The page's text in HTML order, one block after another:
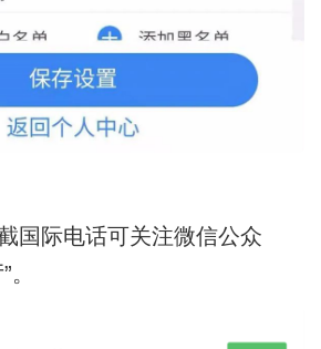
国际电话可关注微信公众